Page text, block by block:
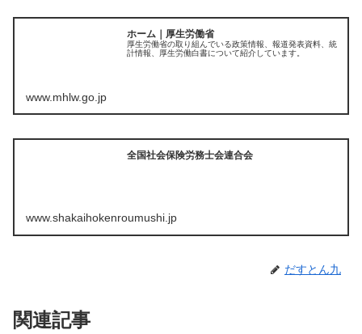
ホーム｜厚生労働省
厚生労働省の取り組んでいる政策情報、報道発表資料、統
計情報、厚生労働白書について紹介しています。
www.mhlw.go.jp
全国社会保険労務士会連合会
www.shakaihokenroumushi.jp
だすとん九
関連記事